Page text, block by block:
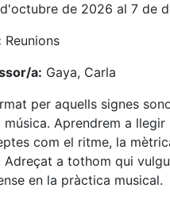
de 2026 al 7 de
Reunions
a: Gaya, Carla
per aquells signes
Aprendrem a
com el ritme, la
Adreçat a tothom qui
en la pràctica musical.